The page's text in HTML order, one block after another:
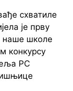
схватиле
је прву
наше школе
конкурсу
РС